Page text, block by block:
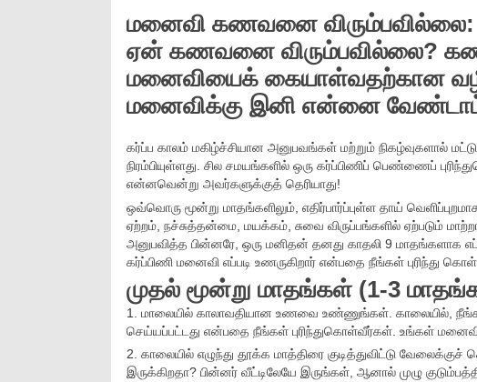
மனைவி கணவனை விரும்பவில்லை:
ஏன் கணவனை விரும்பவில்லை?
மனைவியைக் கையாள்வதற்கான
மனைவிக்கு இனி என்னை
கர்ப்ப காலம் மகிழ்ச்சியான அனுபவங்கள் மற்றும் நிகழ்வுகளால்
நிரம்பியுள்ளது. சில சமயங்களில் ஒரு கர்ப்பிணிப் பெண்ணைப்
என்னவென்று அவர்களுக்குத் தெரியாது!
ஒவ்வொரு மூன்று மாதங்களிலும், எதிர்பார்ப்புள்ள தாய்
ஏற்றம், நச்சுத்தன்மை, மயக்கம், சுவை விருப்பங்களில் ஏற்படும்
அனுபவித்த பின்னரே, ஒரு மனிதன் தனது காதலி 9 மாதங்களாக
கர்ப்பிணி மனைவி எப்படி உணருகிறார் என்பதை நீங்கள் புரிந்து
முதல் மூன்று மாதங்கள் (1-3
1. மாலையில் காலாவதியான உணவை உண்ணுங்கள். காலையில்,
செய்யப்பட்டது என்பதை நீங்கள் புரிந்துகொள்வீர்கள். உங்கள்
2. காலையில் எழுந்து தூக்க மாத்திரை குடித்துவிட்டு
இருக்கிறதா? பின்னர் வீட்டிலேயே இருங்கள், ஆனால் முழு